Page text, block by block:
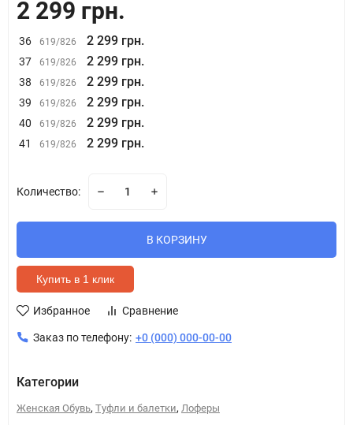
2 299 грн.
36 619/826 2 299 грн.
37 619/826 2 299 грн.
38 619/826 2 299 грн.
39 619/826 2 299 грн.
40 619/826 2 299 грн.
41 619/826 2 299 грн.
Количество:
В КОРЗИНУ
Купить в 1 клик
Избранное Сравнение
Заказ по телефону: +0 (000) 000-00-00
Категории
Женская Обувь, Туфли и балетки, Лоферы